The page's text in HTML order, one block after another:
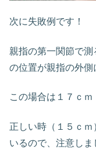
次に失敗例です！
親指の第一関節で
の位置が親指の外側
この場合は１７ｃｍ
正しい時（１５ｃ
いるので、注意しま